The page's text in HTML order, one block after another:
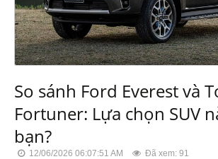
So sánh Ford Everest và
Fortuner: Lựa chọn SUV
bạn?
12/06/2026 06:07:51 AM Đã xem: 91